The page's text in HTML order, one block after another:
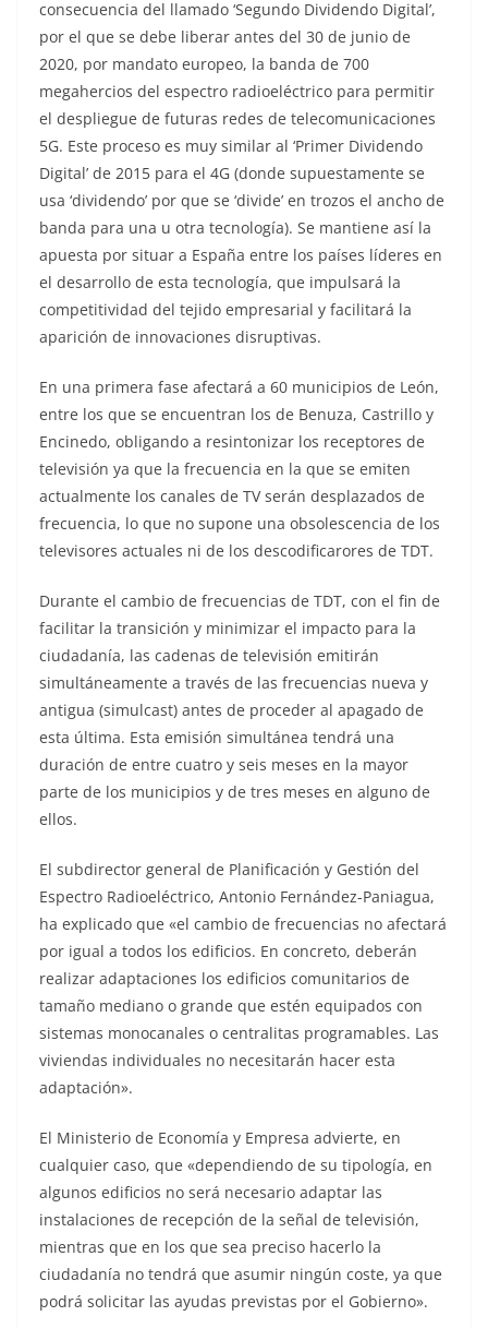
consecuencia del llamado ‘Segundo Dividendo Digital’,
por el que se debe liberar antes del 30 de junio de
2020, por mandato europeo, la banda de 700
megahercios del espectro radioeléctrico para permitir
el despliegue de futuras redes de telecomunicaciones
5G. Este proceso es muy similar al ‘Primer Dividendo
Digital’ de 2015 para el 4G (donde supuestamente se
usa ‘dividendo’ por que se ‘divide’ en trozos el ancho de
banda para una u otra tecnología). Se mantiene así la
apuesta por situar a España entre los países líderes en
el desarrollo de esta tecnología, que impulsará la
competitividad del tejido empresarial y facilitará la
aparición de innovaciones disruptivas.
En una primera fase afectará a 60 municipios de León,
entre los que se encuentran los de Benuza, Castrillo y
Encinedo, obligando a resintonizar los receptores de
televisión ya que la frecuencia en la que se emiten
actualmente los canales de TV serán desplazados de
frecuencia, lo que no supone una obsolescencia de los
televisores actuales ni de los descodificarores de TDT.
Durante el cambio de frecuencias de TDT, con el fin de
facilitar la transición y minimizar el impacto para la
ciudadanía, las cadenas de televisión emitirán
simultáneamente a través de las frecuencias nueva y
antigua (simulcast) antes de proceder al apagado de
esta última. Esta emisión simultánea tendrá una
duración de entre cuatro y seis meses en la mayor
parte de los municipios y de tres meses en alguno de
ellos.
El subdirector general de Planificación y Gestión del
Espectro Radioeléctrico, Antonio Fernández-Paniagua,
ha explicado que «el cambio de frecuencias no afectará
por igual a todos los edificios. En concreto, deberán
realizar adaptaciones los edificios comunitarios de
tamaño mediano o grande que estén equipados con
sistemas monocanales o centralitas programables. Las
viviendas individuales no necesitarán hacer esta
adaptación».
El Ministerio de Economía y Empresa advierte, en
cualquier caso, que «dependiendo de su tipología, en
algunos edificios no será necesario adaptar las
instalaciones de recepción de la señal de televisión,
mientras que en los que sea preciso hacerlo la
ciudadanía no tendrá que asumir ningún coste, ya que
podrá solicitar las ayudas previstas por el Gobierno».